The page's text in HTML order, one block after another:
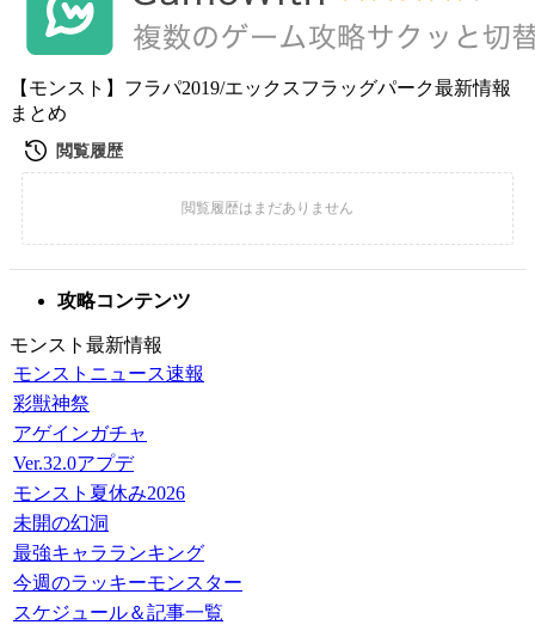
【モンスト】フラパ2019/エックスフラッグパーク最新情報
まとめ
攻略コンテンツ
モンスト最新情報
モンストニュース速報
彩獣神祭
アゲインガチャ
Ver.32.0アプデ
モンスト夏休み2026
未開の幻洞
最強キャラランキング
今週のラッキーモンスター
スケジュール＆記事一覧